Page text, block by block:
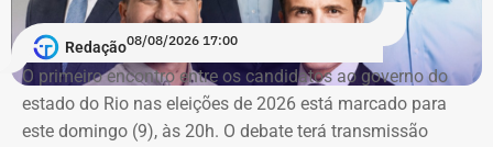
TCE determinou, por unanimidade, que a Prefeitura de
Duque de Caxias anule no prazo de 15 dias o contrato
firmado com a Geo Ambiental para o mesmo fim
(locação de maquinários e equipamentos). Na ocasião, a
Corte ordenou também a suspensão imediata dos
Redação08/08/2026 17:00
O primeiro encontro entre os candidatos ao ⁠governo do
estado do Rio nas eleições de 2026 está marcado para
este domingo (9), às 20h. O debate terá transmissão